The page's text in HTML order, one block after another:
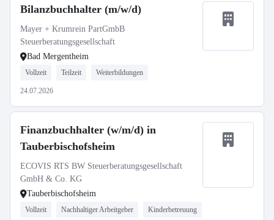
Bilanzbuchhalter (m/w/d)
Mayer + Krumrein PartGmbB
Steuerberatungsgesellschaft
Bad Mergentheim
Vollzeit Teilzeit Weiterbildungen
24.07.2026
Finanzbuchhalter (w/m/d) in
Tauberbischofsheim
ECOVIS RTS BW Steuerberatungsgesellschaft
GmbH & Co. KG
Tauberbischofsheim
Vollzeit Nachhaltiger Arbeitgeber Kinderbetreuung